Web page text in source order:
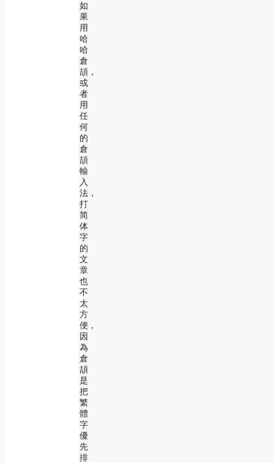
如
果
用
哈
哈
倉
頡，
或
者
用
任
何
的
倉
頡
輸
入
法，
打
简
体
字
的
文
章
也
不
太
方
便，
因
為
倉
頡
是
把
繁
體
字
優
先
排